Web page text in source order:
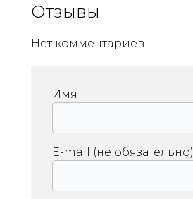
Отзывы
Нет комментариев
Имя
E-mail (не обязательно)